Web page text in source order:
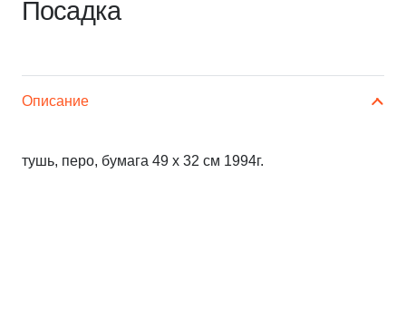
Посадка
Описание
тушь, перо, бумага 49 х 32 см 1994г.